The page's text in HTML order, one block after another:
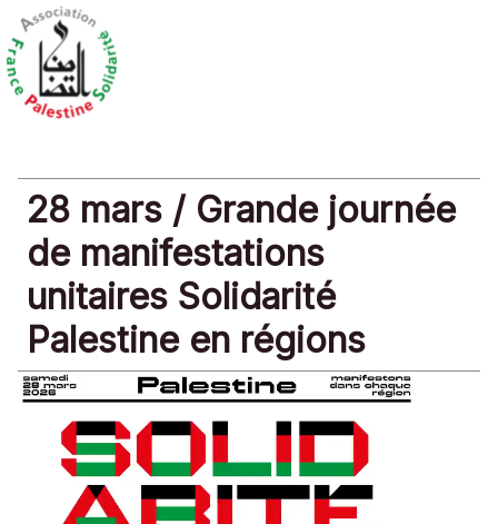
28 mars / Grande journée
de manifestations
unitaires Solidarité
Palestine en régions